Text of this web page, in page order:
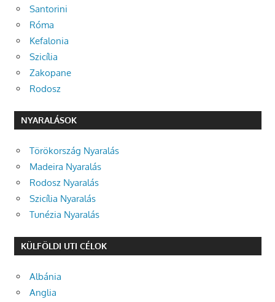
Santorini
Róma
Kefalonia
Szicília
Zakopane
Rodosz
NYARALÁSOK
Törökország Nyaralás
Madeira Nyaralás
Rodosz Nyaralás
Szicília Nyaralás
Tunézia Nyaralás
KÜLFÖLDI UTI CÉLOK
Albánia
Anglia